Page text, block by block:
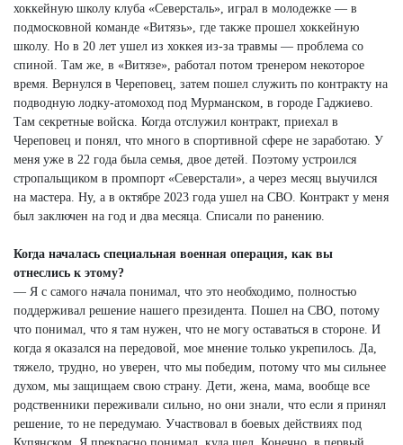
хоккейную школу клуба «Северсталь», играл в молодежке — в
подмосковной команде «Витязь», где также прошел хоккейную
школу. Но в 20 лет ушел из хоккея из-за травмы — проблема со
спиной. Там же, в «Витязе», работал потом тренером некоторое
время. Вернулся в Череповец, затем пошел служить по контракту на
подводную лодку-атомоход под Мурманском, в городе Гаджиево.
Там секретные войска. Когда отслужил контракт, приехал в
Череповец и понял, что много в спортивной сфере не заработаю. У
меня уже в 22 года была семья, двое детей. Поэтому устроился
стропальщиком в промпорт «Северстали», а через месяц выучился
на мастера. Ну, а в октябре 2023 года ушел на СВО. Контракт у меня
был заключен на год и два месяца. Списали по ранению.
Когда началась специальная военная операция, как вы
отнеслись к этому?
— Я с самого начала понимал, что это необходимо, полностью
поддерживал решение нашего президента. Пошел на СВО, потому
что понимал, что я там нужен, что не могу оставаться в стороне. И
когда я оказался на передовой, мое мнение только укрепилось. Да,
тяжело, трудно, но уверен, что мы победим, потому что мы сильнее
духом, мы защищаем свою страну. Дети, жена, мама, вообще все
родственники переживали сильно, но они знали, что если я принял
решение, то не передумаю. Участвовал в боевых действиях под